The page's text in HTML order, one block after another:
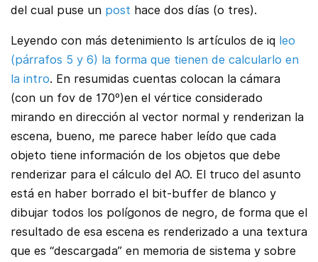
del cual puse un post hace dos días (o tres).
Leyendo con más detenimiento ls artículos de iq leo
(párrafos 5 y 6) la forma que tienen de calcularlo en
la intro. En resumidas cuentas colocan la cámara
(con un fov de 170º)en el vértice considerado
mirando en dirección al vector normal y renderizan la
escena, bueno, me parece haber leído que cada
objeto tiene información de los objetos que debe
renderizar para el cálculo del AO. El truco del asunto
está en haber borrado el bit-buffer de blanco y
dibujar todos los polígonos de negro, de forma que el
resultado de esa escena es renderizado a una textura
que es “descargada” en memoria de sistema y sobre